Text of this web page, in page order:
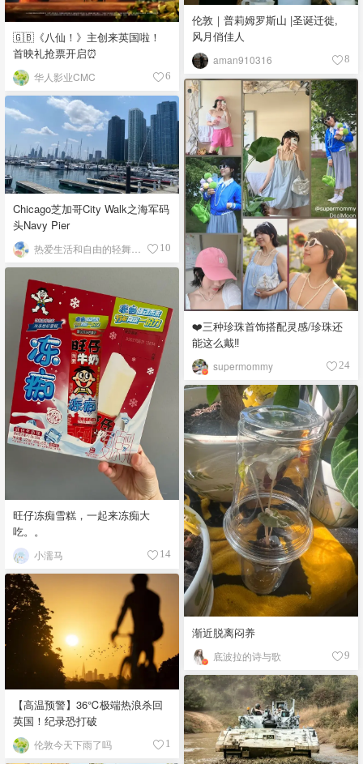
🇬🇧《八仙！》主创来英国啦！
首映礼抢票开启⏰
华人影业CMC 6
伦敦｜普莉姆罗斯山 |圣诞迁徙,
风月俏佳人
aman910316 8
❤️三种珍珠首饰搭配灵感/珍珠还
能这么戴‼️
supermommy 24
Chicago芝加哥City Walk之海军码
头Navy Pier
10
旺仔冻痴雪糕，一起来冻痴大
吃。。
小濡马 14
渐近脱离闷养
底波拉的诗与歌 9
【高温预警】36℃极端热浪杀回
英国！纪录恐打破
伦敦今天下雨了吗 1